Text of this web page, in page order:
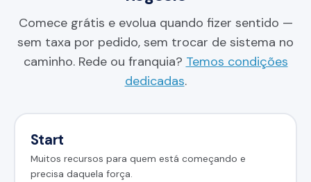
Comece grátis e evolua quando fizer sentido —
sem taxa por pedido, sem trocar de sistema no
caminho. Rede ou franquia? Temos condições
dedicadas.
Start
Muitos recursos para quem está começando e
precisa daquela força.